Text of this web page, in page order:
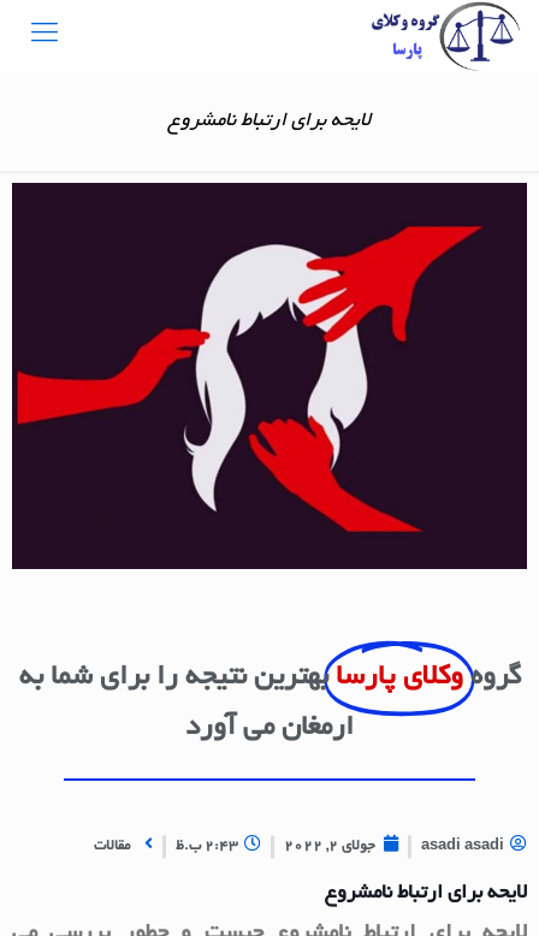
لایحه برای ارتباط نامشروع
گروه وکلای پارسا بهترین نتیجه را برای شما به
ارمغان می آورد
asadi asadi جولای 2, 2022 2:43 ب.ظ مقالات
لایحه برای ارتباط نامشروع